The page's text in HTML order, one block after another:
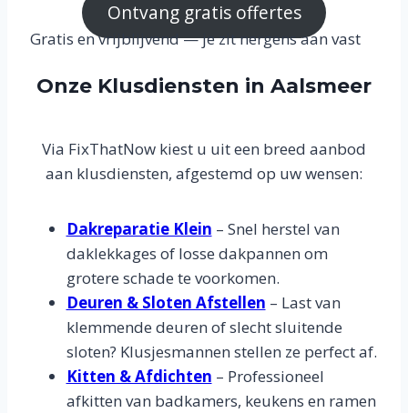
Ontvang gratis offertes
Gratis en vrijblijvend — je zit nergens aan vast
Onze Klusdiensten in Aalsmeer
Via FixThatNow kiest u uit een breed aanbod
aan klusdiensten, afgestemd op uw wensen:
Dakreparatie Klein – Snel herstel van
daklekkages of losse dakpannen om
grotere schade te voorkomen.
Deuren & Sloten Afstellen – Last van
klemmende deuren of slecht sluitende
sloten? Klusjesmannen stellen ze perfect af.
Kitten & Afdichten – Professioneel
afkitten van badkamers, keukens en ramen